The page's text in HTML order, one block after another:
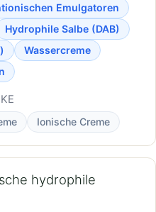
Emulgatoren
Hydrophile Salbe (DAB)
Wassercreme
Ionische Creme
hydrophile